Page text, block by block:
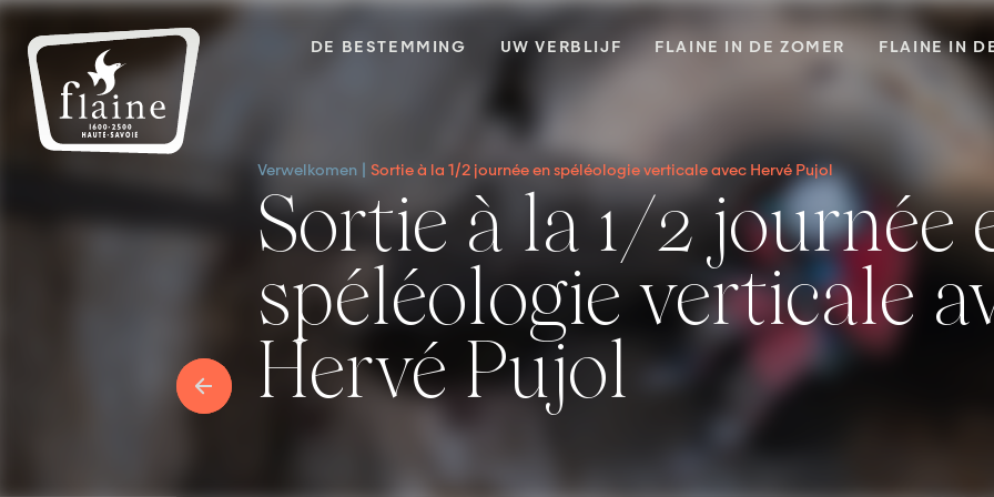
DE BESTEMMING UW VERBLIJF FLAINE IN DE ZOMER FLAINE IN
Verwelkomen Sortie à la 1/2 journée en spéléologie verticale avec Hervé Pujol
Sortie à la 1/2 journée en
spéléologie verticale
Hervé Pujol